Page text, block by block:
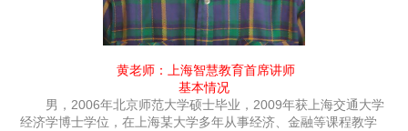
黄老师：上海智慧教育首席讲师
基本情况
男， 2006年北京师范大学硕士毕业， 2009年获上海交通大学
经济学博士学位，在上海某大学多年从事经济、金融等课程教学